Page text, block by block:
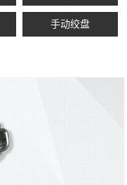
手动绞盘